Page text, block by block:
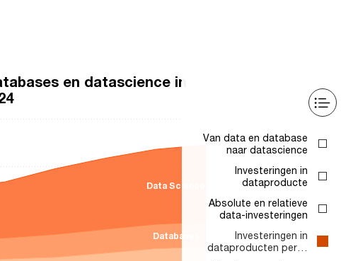
Van data en database
naar datascience
Investeringen in
dataproducte
Absolute en relatieve
data-investeringen
Investeringen in
dataproducten per…
Data Science
Databases
en datascience in